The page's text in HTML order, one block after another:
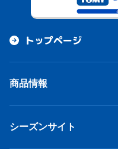
トップページ
商品情報
シーズンサイト